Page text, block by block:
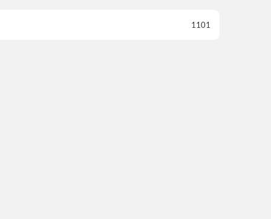
1101